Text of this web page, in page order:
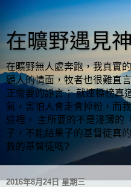
在曠野遇見
在曠野無人處奔跑，我真實
顧人的情面，牧者也很難直
正需要的諍言； 就連標榜真
氣，害怕人會走會掉粉，而
這裡。 主所要的不是淺薄的
子，不能結果子的基督徒真
救的基督徒嗎?
2016年8月24日 星期三